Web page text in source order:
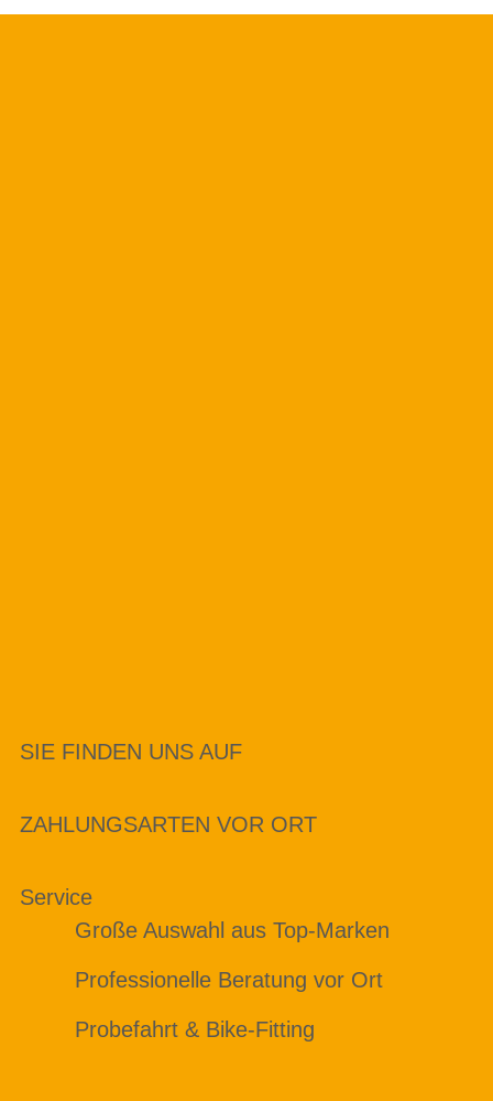
SIE FINDEN UNS AUF
ZAHLUNGSARTEN VOR ORT
Service
Große Auswahl aus Top-Marken
Professionelle Beratung vor Ort
Probefahrt & Bike-Fitting